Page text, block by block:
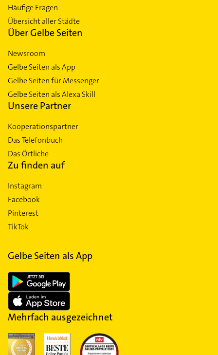
Häufige Fragen
Übersicht aller Städte
Über Gelbe Seiten
Newsroom
Gelbe Seiten als App
Gelbe Seiten für Messenger
Gelbe Seiten als Alexa Skill
Unsere Partner
Kooperationspartner
Das Telefonbuch
Das Örtliche
Zu finden auf
Instagram
Facebook
Pinterest
TikTok
Gelbe Seiten als App
Mehrfach ausgezeichnet